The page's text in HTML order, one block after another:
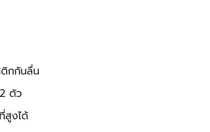
กกันลื่น
ตัว
งได้